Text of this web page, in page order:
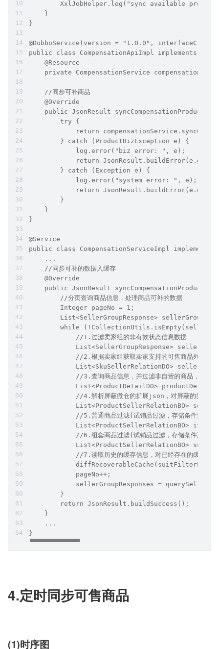
XxlJobHelper.log("sync available
    }
}
@DubboService(version = "1.0.0",
public class CompensationApiImpl implements
    @Resource
private CompensationService
    //同步可补商品
    @Override
public JsonResult
        try {
return
        } catch (ProductBizException e) {
            log.error("biz error: ", e);
return
        } catch (Exception e) {
            log.error("system error: ", e);
return
        }
    }
}
@Service
public class CompensationServiceImpl implements
    ...
    //同步可补的数据入缓存
    @Override
public JsonResult
        //分页查询商品信息，处理商品可补的数据
        Integer pageNo = 1;
List<SellerGroupResponse>
while
            //1.过滤卖家组的非有效状态信息数据
List<SellerGroupResponse>
            //2.根据卖家组获取卖家支持的可售商品列表
List<SkuSellerRelationDO>
//3.查询商品信息，并过滤非自营的商品，填充关
List<ProductDetailDO>
//4.解析屏蔽微仓的扩展json，对屏蔽的卖家ID
List<ProductSellerRelationBO>
            //5.普通商品过滤(试销品过滤，存储条件过滤)
List<ProductSellerRelationBO>
            //6.组套商品过滤(试销品过滤，存储条件过滤)
List<ProductSellerRelationBO>
//7.读取历史的缓存信息，对已经存在的缓存进
            pageNo++;
sellerGroupResponses =
        }
        return JsonResult.buildSuccess();
    }
    ...
}
4.定时同步可售商品
(1)时序图